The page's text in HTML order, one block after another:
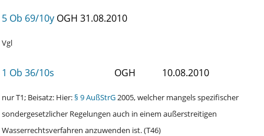
5 Ob 69/10y OGH 31.08.2010
Vgl
1 Ob 36/10s OGH 10.08.2010
nur T1; Beisatz: Hier:§ 9 AußStrG2005, welcher mangels spezifischer
sondergesetzlicher Regelungen auch in einem außerstreitigen
Wasserrechtsverfahren anzuwenden ist. (T46)